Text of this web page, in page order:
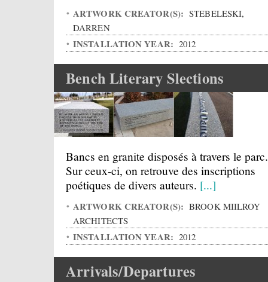
ARTWORK CREATOR(S): STEBELESKI,
DARREN
INSTALLATION YEAR: 2012
Bench Literary Slections
Bancs en granite disposés à travers le parc.
Sur ceux-ci, on retrouve des inscriptions
poétiques de divers auteurs. [...]
ARTWORK CREATOR(S): BROOK MIILROY
ARCHITECTS
INSTALLATION YEAR: 2012
Arrivals/Departures